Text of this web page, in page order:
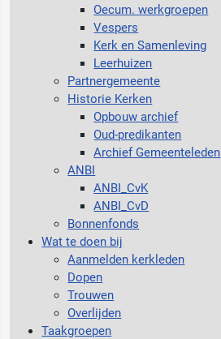
Oecum. werkgroepen
Vespers
Kerk en Samenleving
Leerhuizen
Partnergemeente
Historie Kerken
Opbouw archief
Oud-predikanten
Archief Gemeenteleden
ANBI
ANBI_CvK
ANBI_CvD
Bonnenfonds
Wat te doen bij
Aanmelden kerkleden
Dopen
Trouwen
Overlijden
Taakgroepen